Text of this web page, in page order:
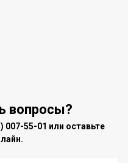
вопросы?
007-55-01 или оставьте